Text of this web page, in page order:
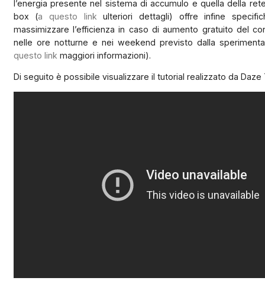
l’energia presente nel sistema di accumulo e quella della
box (a questo link ulteriori dettagli) offre infine
massimizzare l’efficienza in caso di aumento gratuito del
nelle ore notturne e nei weekend previsto dalla
questo link maggiori informazioni).
Di seguito è possibile visualizzare il tutorial realizzato da Daze